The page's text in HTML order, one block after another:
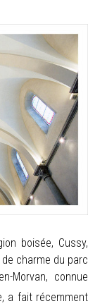
boisée, Cussy,
charme du parc
Morvan, connue
a fait récemment